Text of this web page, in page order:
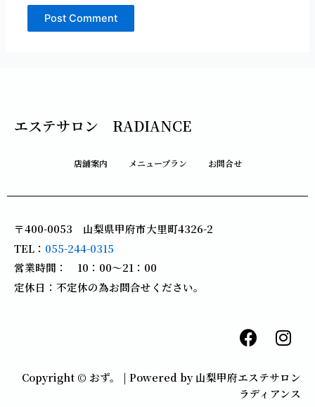
エステサロン RADIANCE
店舗案内 メニュープラン お問合せ
〒400-0053 山梨県甲府市大里町4326-2
TEL： 055-244-0315
営業時間： 10：00～21：00
定休日：不定休の為お問合せください。
F
a
e
b
I
n
t
a
Copyright © おず。 | Powered by 山梨甲府エステサロン
ラディアンス